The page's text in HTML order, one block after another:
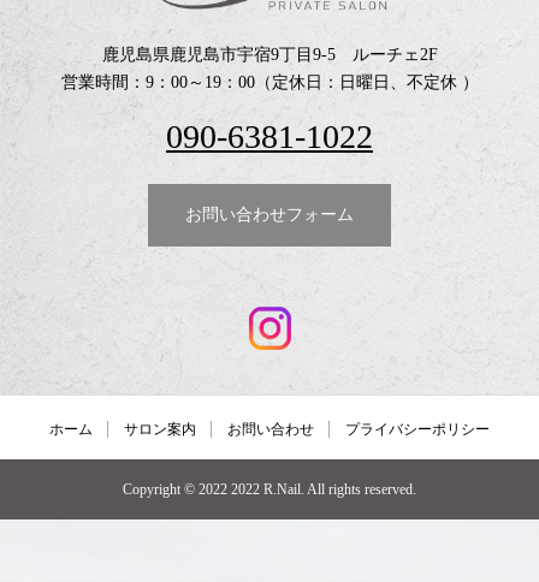
鹿児島県鹿児島市宇宿9丁目9-5 ルーチェ2F
営業時間：9：00～19：00（定休日：日曜日、不定休 ）
090-6381-1022
お問い合わせフォーム
ホーム サロン案内 お問い合わせ プライバシーポリシー
Copyright © 2022 2022 R.Nail. All rights reserved.